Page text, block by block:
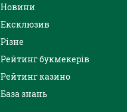
Новини
Ексклюзив
Різне
Рейтинг букмекерів
Рейтинг казино
База знань